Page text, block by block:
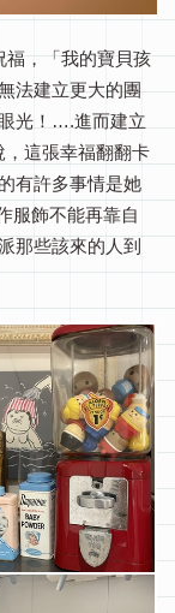
，「我的寶貝孩
法建立更大的團
光！….進而建立
，這張幸福翻翻卡
有許多事情是她
服飾不能再靠自
那些該來的人到